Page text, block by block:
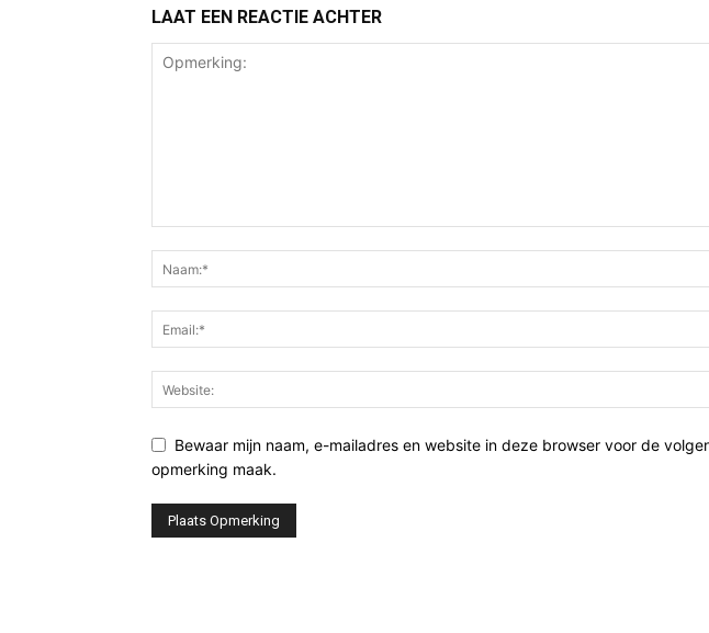
LAAT EEN REACTIE ACHTER
Bewaar mijn naam, e-mailadres en website in deze browser voor de
opmerking maak.